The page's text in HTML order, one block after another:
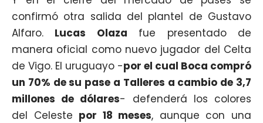
confirmó otra salida del plantel de Gustavo
Alfaro. Lucas Olaza fue presentado de
manera oficial como nuevo jugador del Celta
de Vigo. El uruguayo -por el cual Boca compró
un 70% de su pase a Talleres a cambio de 3,7
millones de dólares- defenderá los colores
del Celeste por 18 meses, aunque con una